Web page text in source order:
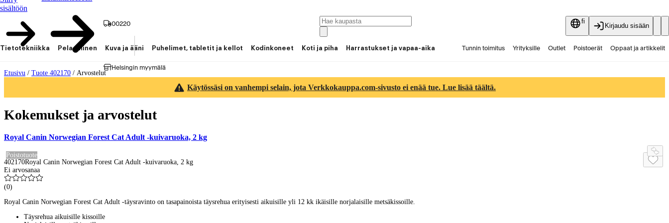
sisältöön
00220
Helsingin myymälä
fi
Kirjaudu sisään
Tietotekniikka Pelaaminen Kuva ja ääni Puhelimet, tabletit ja kellot Kodinkoneet Koti ja piha Harrastukset ja vapaa-aika Tunnin toimitus Yrityksille Outlet Poistoerät Oppaat ja artikkelit
Etusivu / Tuote 402170 / Arvostelut
Käytössäsi on vanhempi selain, jota Verkkokauppa.com-sivusto ei enää tue. Lue lisää täältä.
Kokemukset ja arvostelut
Royal Canin Norwegian Forest Cat Adult -kuivaruoka, 2 kg
Poistotuote
402170Royal Canin Norwegian Forest Cat Adult -kuivaruoka, 2 kg
Ei arvosanaa
(0)
Royal Canin Norwegian Forest Cat Adult -täysravinto on tasapainoista täysrehua erityisesti aikuisille yli 12 kk ikäisille norjalaisille metsäkissoille.
Täysrehua aikuisille kissoille